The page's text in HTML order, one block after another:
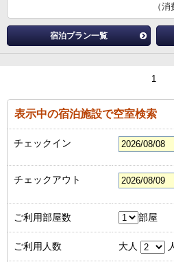
（
宿泊プラン一覧
1
表示中の宿泊施設で空室検索
チェックイン
チェックアウト
ご利用部屋数 部屋
ご利用人数 大人